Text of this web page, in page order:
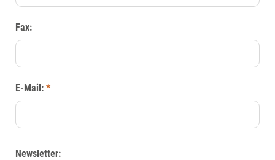
Fax:
E-Mail: *
Newsletter: